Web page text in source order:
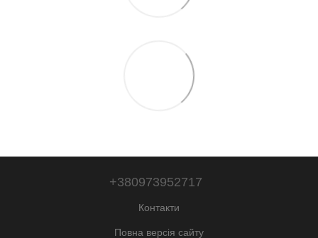
+380973952717
Контакти
Повна версія сайту